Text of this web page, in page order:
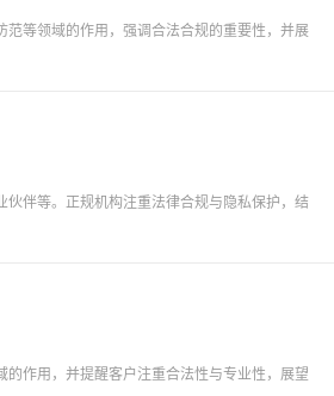
等领域的作用，强调合法合规的重要性，并展
伴等。正规机构注重法律合规与隐私保护，结
作用，并提醒客户注重合法性与专业性，展望